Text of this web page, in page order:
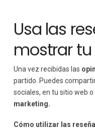
Usa las
mostrar
Una vez recibidas las
partido. Puedes
sociales, en tu sitio web
marketing.
Cómo utilizar las